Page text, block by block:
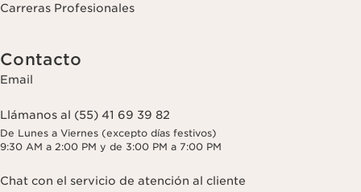
Carreras Profesionales
Contacto
Email
Llámanos al (55) 41 69 39 82
De Lunes a Viernes (excepto días festivos)
9:30 AM a 2:00 PM y de 3:00 PM a 7:00 PM
Chat con el servicio de atención al cliente